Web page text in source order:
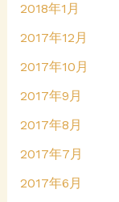
2018年1月
2017年12月
2017年10月
2017年9月
2017年8月
2017年7月
2017年6月